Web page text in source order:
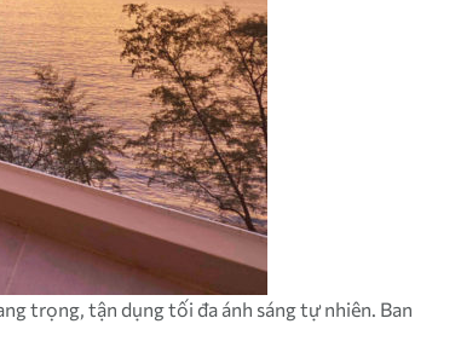
trọng, tận dụng tối đa ánh sáng tự nhiên. Ban